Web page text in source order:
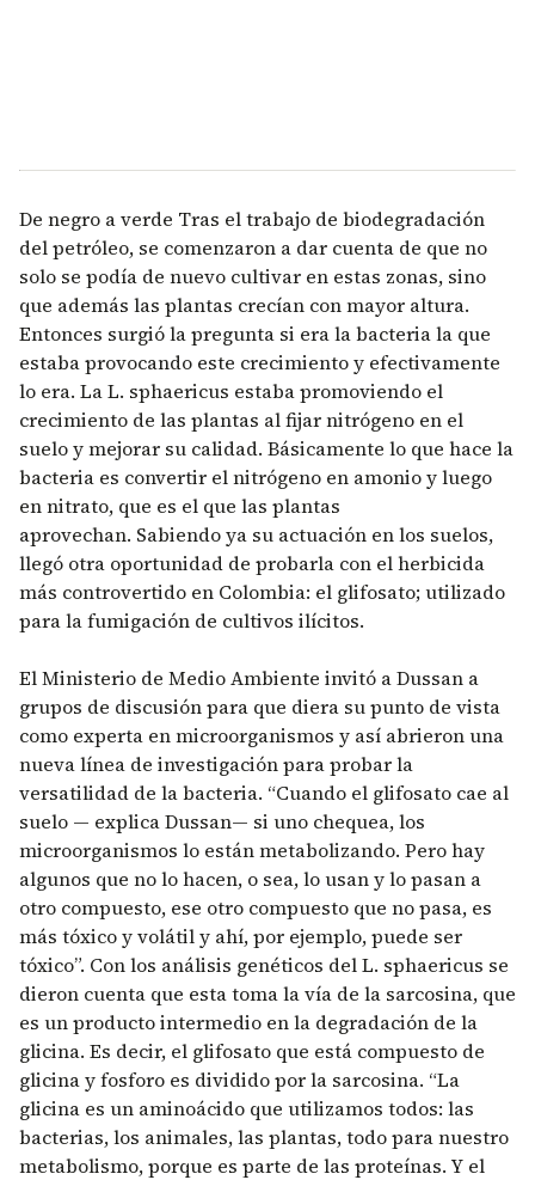
De negro a verde Tras el trabajo de biodegradación
del petróleo, se comenzaron a dar cuenta de que no
solo se podía de nuevo cultivar en estas zonas, sino
que además las plantas crecían con mayor altura.
Entonces surgió la pregunta si era la bacteria la que
estaba provocando este crecimiento y efectivamente
lo era. La L. sphaericus estaba promoviendo el
crecimiento de las plantas al fijar nitrógeno en el
suelo y mejorar su calidad. Básicamente lo que hace la
bacteria es convertir el nitrógeno en amonio y luego
en nitrato, que es el que las plantas
aprovechan. Sabiendo ya su actuación en los suelos,
llegó otra oportunidad de probarla con el herbicida
más controvertido en Colombia: el glifosato; utilizado
para la fumigación de cultivos ilícitos.
El Ministerio de Medio Ambiente invitó a Dussan a
grupos de discusión para que diera su punto de vista
como experta en microorganismos y así abrieron una
nueva línea de investigación para probar la
versatilidad de la bacteria. “Cuando el glifosato cae al
suelo — explica Dussan— si uno chequea, los
microorganismos lo están metabolizando. Pero hay
algunos que no lo hacen, o sea, lo usan y lo pasan a
otro compuesto, ese otro compuesto que no pasa, es
más tóxico y volátil y ahí, por ejemplo, puede ser
tóxico”. Con los análisis genéticos del L. sphaericus se
dieron cuenta que esta toma la vía de la sarcosina, que
es un producto intermedio en la degradación de la
glicina. Es decir, el glifosato que está compuesto de
glicina y fosforo es dividido por la sarcosina. “La
glicina es un aminoácido que utilizamos todos: las
bacterias, los animales, las plantas, todo para nuestro
metabolismo, porque es parte de las proteínas. Y el